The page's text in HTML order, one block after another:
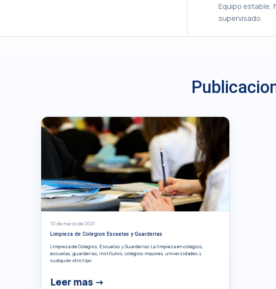
Equipo estable,
supervisado.
10 de marzo de 2021
Limpieza de Colegios Escuelas y Guarderías
Limpieza de Colegios, Escuelas y Guarderías La limpieza en colegios,
escuelas, guarderías, institutos, colegios mayores, universidades y
cualquier otro tipo
Leer mas